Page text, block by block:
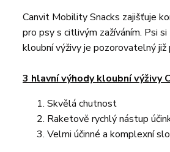
Canvit Mobility Snacks zajišťuje
pro psy s citlivým zažíváním. Psi
kloubní výživy je pozorovatelný již
3 hlavní výhody kloubní výživy
Skvělá chutnost
Raketově rychlý nástup
Velmi účinné a komplexní